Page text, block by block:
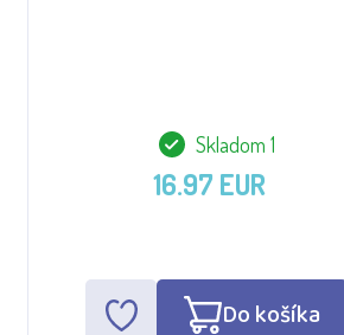
Skladom 1
16.97 EUR
Do košíka